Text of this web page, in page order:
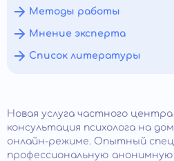
Методы работы
Мнение эксперта
Список литературы
Новая услуга частного
консультация психолога на
онлайн-режиме. Опытный
профессиональную